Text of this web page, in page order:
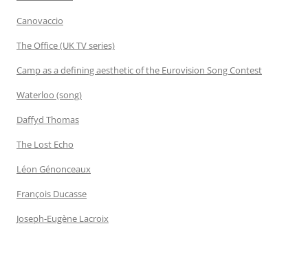
Canovaccio
The Office (UK TV series)
Camp as a defining aesthetic of the Eurovision Song Contest
Waterloo (song)
Daffyd Thomas
The Lost Echo
Léon Génonceaux
François Ducasse
Joseph-Eugène Lacroix